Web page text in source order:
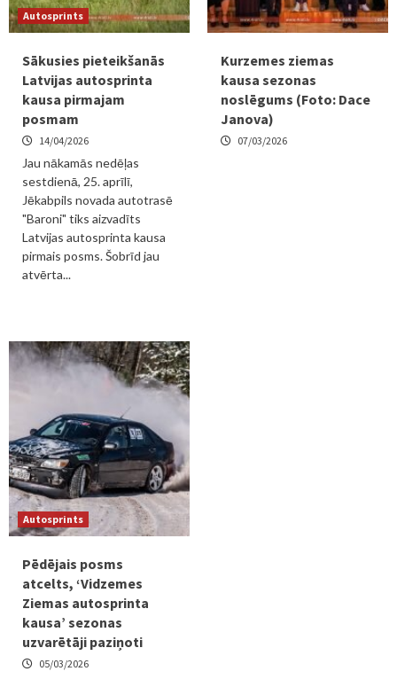
Autosprints
Sākusies pieteikšanās
Latvijas autosprinta
kausa pirmajam
posmam
14/04/2026
Jau nākamās nedēļas
sestdienā, 25. aprīlī,
Jēkabpils novada autotrasē
"Baroni" tiks aizvadīts
Latvijas autosprinta kausa
pirmais posms. Šobrīd jau
atvērta...
Kurzemes ziemas
kausa sezonas
noslēgums (Foto: Dace
Janova)
07/03/2026
Autosprints
Pēdējais posms
atcelts, ‘Vidzemes
Ziemas autosprinta
kausa’ sezonas
uzvarētāji paziņoti
05/03/2026